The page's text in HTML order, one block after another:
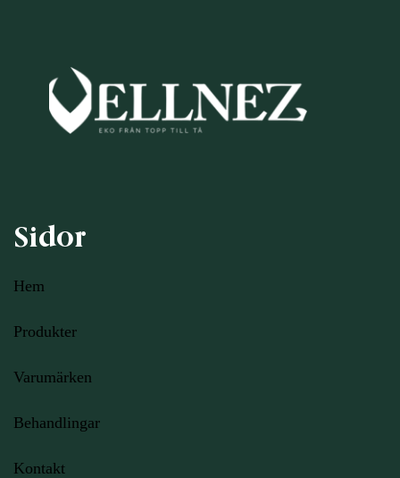
Sidor
Hem
Produkter
Varumärken
Behandlingar
Kontakt